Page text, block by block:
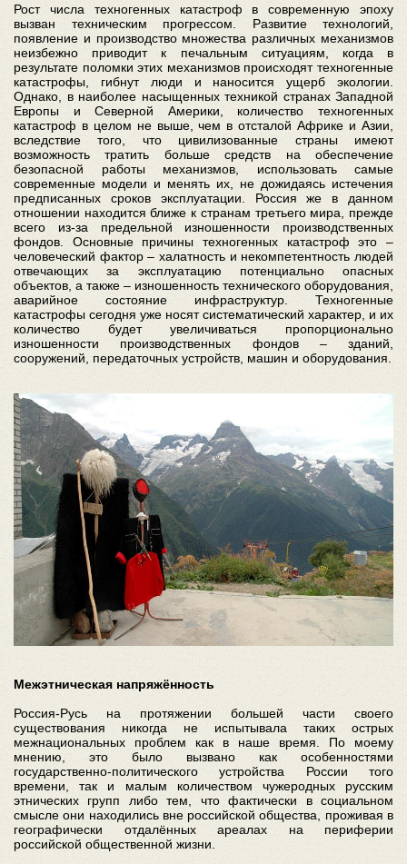
Рост числа техногенных катастроф в современную эпоху
вызван техническим прогрессом. Развитие технологий,
появление и производство множества различных механизмов
неизбежно приводит к печальным ситуациям, когда в
результате поломки этих механизмов происходят техногенные
катастрофы, гибнут люди и наносится ущерб экологии.
Однако, в наиболее насыщенных техникой странах Западной
Европы и Северной Америки, количество техногенных
катастроф в целом не выше, чем в отсталой Африке и Азии,
вследствие того, что цивилизованные страны имеют
возможность тратить больше средств на обеспечение
безопасной работы механизмов, использовать самые
современные модели и менять их, не дожидаясь истечения
предписанных сроков эксплуатации. Россия же в данном
отношении находится ближе к странам третьего мира, прежде
всего из-за предельной изношенности производственных
фондов. Основные причины техногенных катастроф это –
человеческий фактор – халатность и некомпетентность людей
отвечающих за эксплуатацию потенциально опасных
объектов, а также – изношенность технического оборудования,
аварийное состояние инфраструктур. Техногенные
катастрофы сегодня уже носят систематический характер, и их
количество будет увеличиваться пропорционально
изношенности производственных фондов – зданий,
сооружений, передаточных устройств, машин и оборудования.
Межэтническая напряжённость
Россия-Русь на протяжении большей части своего
существования никогда не испытывала таких острых
межнациональных проблем как в наше время. По моему
мнению, это было вызвано как особенностями
государственно-политического устройства России того
времени, так и малым количеством чужеродных русским
этнических групп либо тем, что фактически в социальном
смысле они находились вне российской общества, проживая в
географически отдалённых ареалах на периферии
российской общественной жизни.